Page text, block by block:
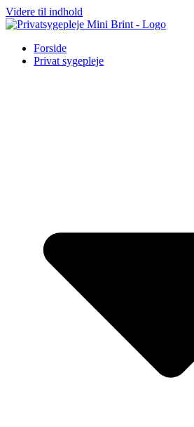
Videre til indhold
Forside
Privat sygepleje